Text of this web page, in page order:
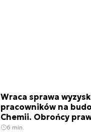
Wraca sprawa
pracowników na
Chemii. Obrońcy
6 min.